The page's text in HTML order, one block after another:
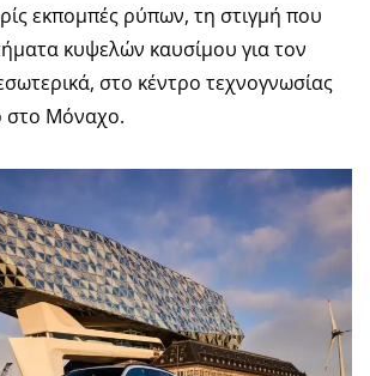
εκπομπές ρύπων, τη στιγμή που
κυψελών καυσίμου για τον
στο κέντρο τεχνογνωσίας
στο Μόναχο.